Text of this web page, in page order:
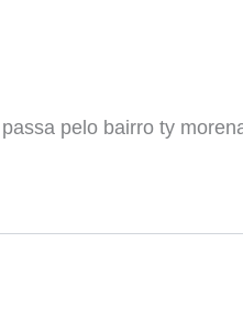
pelo bairro ty